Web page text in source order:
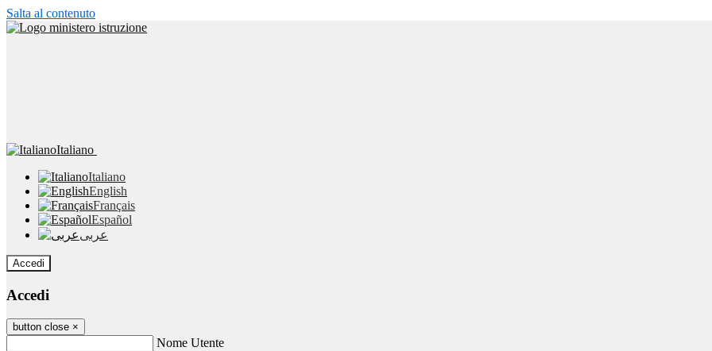
Salta al contenuto
Italiano
Italiano
English
Français
Español
عربى
Accedi
Accedi
button close ×
Nome Utente